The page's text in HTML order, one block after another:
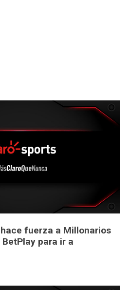
fuerza a Millonarios
para ir a